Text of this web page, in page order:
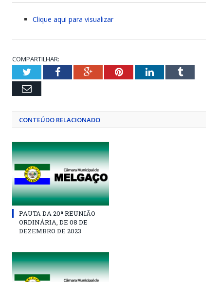
Clique aqui para visualizar
COMPARTILHAR:
TwitterFacebookGoogle+PinterestLinkedInTumblr
Email
CONTEÚDO RELACIONADO
PAUTA DA 20ª REUNIÃO
ORDINÁRIA, DE 08 DE
DEZEMBRO DE 2023